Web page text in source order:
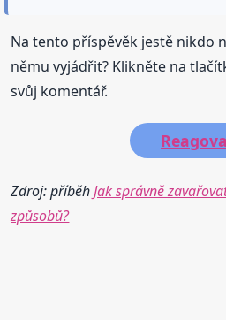
Na tento příspěvěk jestě nikdo
němu vyjádřit? Klikněte na
svůj komentář.
Zdroj: příběhJak správně
způsobů?